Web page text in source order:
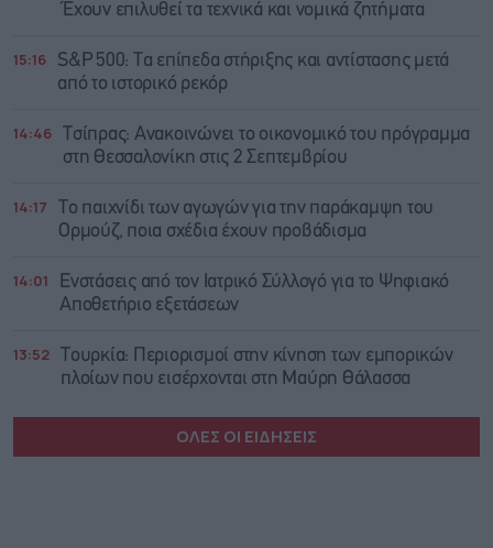
Έχουν επιλυθεί τα τεχνικά και νομικά ζητήματα
15:16
S&P 500: Τα επίπεδα στήριξης και αντίστασης μετά
από το ιστορικό ρεκόρ
14:46
Τσίπρας: Ανακοινώνει το οικονομικό του πρόγραμμα
στη Θεσσαλονίκη στις 2 Σεπτεμβρίου
14:17
Το παιχνίδι των αγωγών για την παράκαμψη του
Ορμούζ, ποια σχέδια έχουν προβάδισμα
14:01
Ενστάσεις από τον Ιατρικό Σύλλογό για το Ψηφιακό
Αποθετήριο εξετάσεων
13:52
Τουρκία: Περιορισμοί στην κίνηση των εμπορικών
πλοίων που εισέρχονται στη Μαύρη Θάλασσα
ΟΛΕΣ ΟΙ ΕΙΔΗΣΕΙΣ